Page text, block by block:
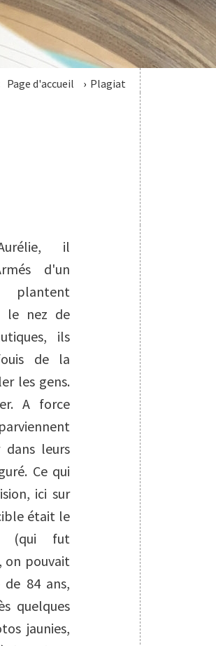
Page d'accueil Plagiat
il
d'un
le nez de
ils
de la
les gens.
A force
leurs
Ce qui
ici sur
était le
(qui fut
on pouvait
84 ans,
quelques
jaunies,